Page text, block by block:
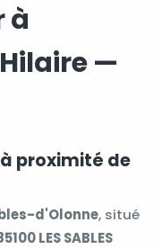
à
—
proximité de
d'Olonne, situé
LES SABLES